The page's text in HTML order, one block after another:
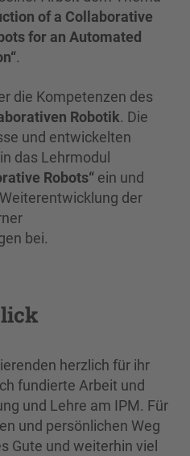
of a Collaborative
for an Automated
.
die Kompetenzen des
Robotik. Die
und entwickelten
das Lehrmodul
Robots“ ein und
der
bei.
herzlich für ihr
fundierte Arbeit und
und Lehre am IPM. Für
und persönlichen Weg
Gute und weiterhin viel